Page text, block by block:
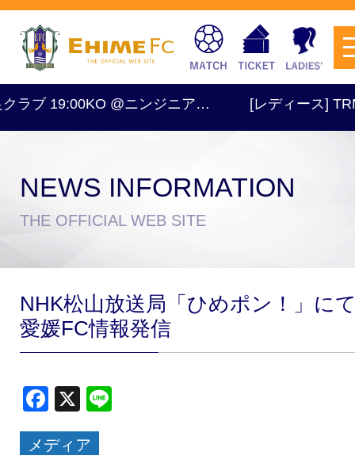
試合日程・結果
スクール
チケットを購入
19:00KO @ニンジニア… [レディース] TRM
NEWS INFORMATION
THE OFFICIAL WEB SITE
NHK松山放送局「ひめポン！」に
愛媛FC情報発信
Facebook
X
メディア